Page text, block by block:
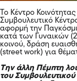
Το Κέντρο
Συμβουλευτικό
αφορμή την
κατά των Γυναικών
κοινού, δράση
(street work) για
Tην άλλη Πέμπτη
του